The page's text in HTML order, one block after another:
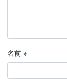
名前 ※